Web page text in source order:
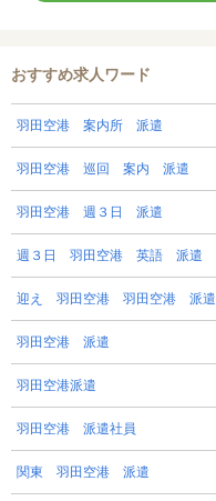
おすすめ求人ワード
羽田空港 案内所 派遣
羽田空港 巡回 案内 派遣
羽田空港 週３日 派遣
週３日 羽田空港 英語 派遣
迎え 羽田空港 羽田空港 派遣
羽田空港 派遣
羽田空港派遣
羽田空港 派遣社員
関東 羽田空港 派遣